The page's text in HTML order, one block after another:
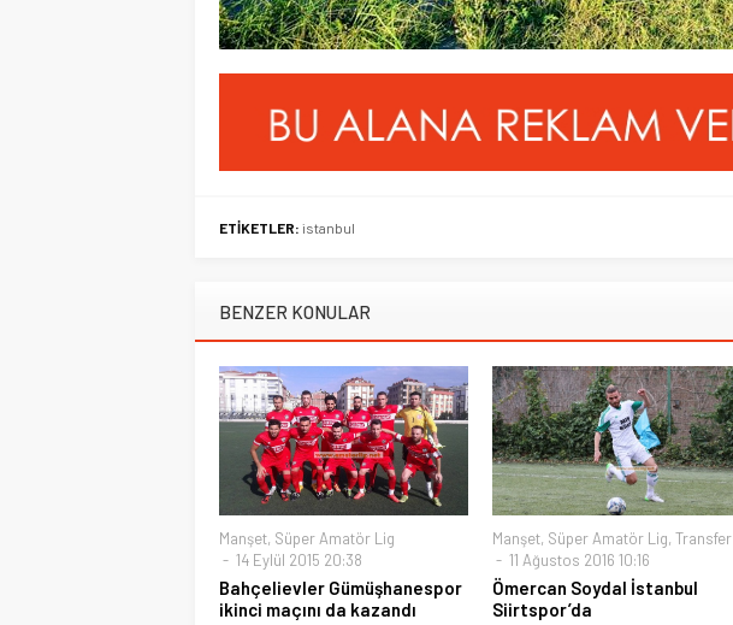
ETİKETLER: istanbul
BENZER KONULAR
Manşet, Süper Amatör Lig
14 Eylül 2015 20:38
Bahçelievler Gümüşhanespor
ikinci maçını da kazandı
Manşet, Süper Amatör Lig, Transfer
11 Ağustos 2016 10:16
Ömercan Soydal İstanbul
Siirtspor’da